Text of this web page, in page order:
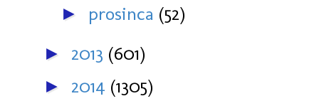
► prosinca (52)
► 2013 (601)
► 2014 (1305)